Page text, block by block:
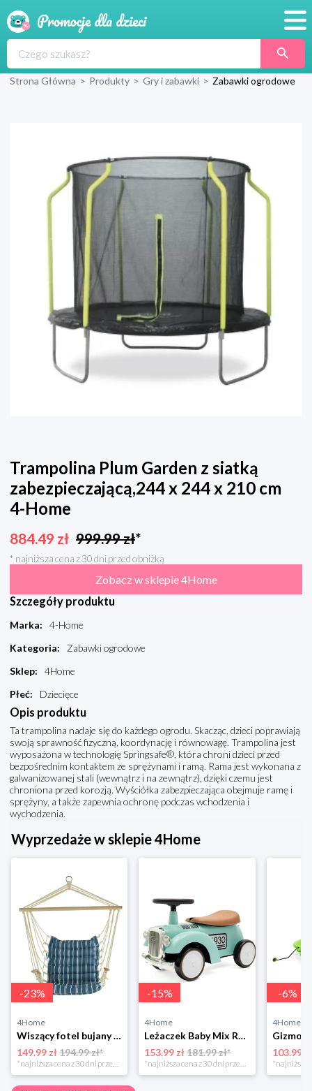
Produkty
Strona Główna > Produkty > Gry i zabawki > Zabawki ogrodowe
Trampolina Plum Garden z siatką
zabezpieczającą,244 x 244 x 210 cm
4-Home
884.49 zł 999.99zł*
* najniższa cena z 30 dni przed obniżką
Zobacz w sklepie 4Home
Szczegóły produktu
Marka:
4-Home
Kategoria:
Zabawki ogrodowe
Sklep:
4Home
Płeć: Dziecięce
Opis produktu
Ta trampolina nadaje się do każdego ogrodu. Skacząc, dzieci poprawiają
swoją sprawność fizyczną, koordynację i równowagę. Trampolina jest
wyposażona w technologię Springsafe®, która chroni dzieci przed
bezpośrednim kontaktem ze sprężynami i ramą. Rama jest wykonana z
galwanizowanej stali (wewnątrz i na zewnątrz), dzięki czemu jest
chroniona przed korozją. Wyściółka zabezpieczająca obejmuje ramę i
sprężyny, a także zapewnia ochronę podczas wchodzenia i
wychodzenia.
Wyprzedaże w sklepie 4Home
-23%
4Home
Wiszący fotel bujany Montego, drewniane podłokietniki 4-Home
149.99 zł194.99 zł*
*najniższa cena z 30 dni przed obniżką
-15%
4Home
Leżaczek Baby Mix Retro miętowy, 27 x 25 x 58 cm 4-Home
153.99 zł 181.99 zł*
*najniższa cena z 30 dni przed obniżką
-6%
4Home
103.99 zł